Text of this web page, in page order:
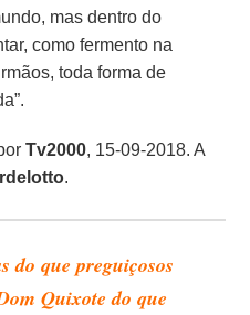
mas dentro do
como fermento na
toda forma de
Tv2000, 15-09-2018. A
.
do que preguiçosos
Quixote do que